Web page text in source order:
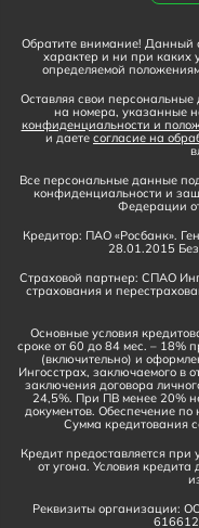
Обратите внимание! Данный
характер и ни при каких
определяемой
Оставляя свои
на номера, указанные
конфиденциальности и
и даете согласие на
Все персональные данные
конфиденциальности и
Федерации
Кредитор: ПАО «Росбанк».
28.01.2015
Страховой партнер: СПАО
страхования и
Основные условия
сроке от 60 до 84 мес. – 18%
(включительно) и
Ингосстрах, заключаемого в
заключения договора
24,5%. При ПВ менее 20%
документов. Обеспечение по
Сумма кредитования
Кредит предоставляется
от угона. Условия
Реквизиты организации: